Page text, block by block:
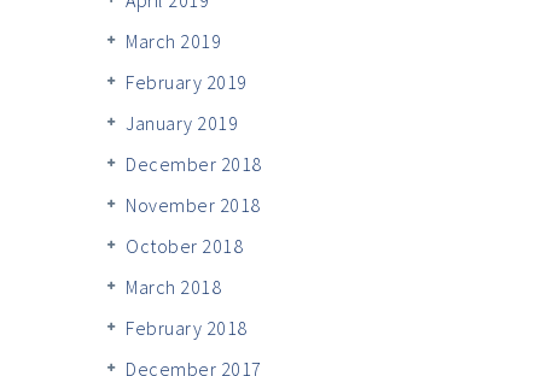
March 2019
February 2019
January 2019
December 2018
November 2018
October 2018
March 2018
February 2018
December 2017